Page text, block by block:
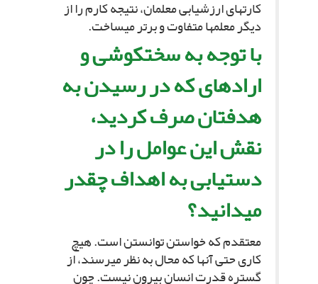
کارت‏هاى ارزشیابى معلمان، نتیجه کارم را از
دیگر معلم‏ها متفاوت و برتر مى‏ساخت.
با توجه به سختکوشى و
اراده‏اى که در رسیدن به
هدف‏تان صرف کردید،
نقش این عوامل را در
دستیابى به اهداف چقدر
مى‏دانید؟
معتقدم که خواستن توانستن است. هیچ
کارى حتى آنها که محال به نظر مى‏رسند، از
گستره قدرت انسان بیرون نیست. چون